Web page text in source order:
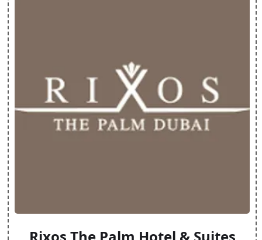
Rixos The Palm Hotel & Suites